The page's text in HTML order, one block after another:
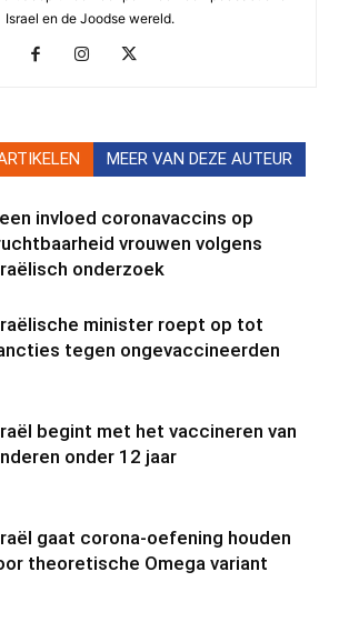
Israel en de Joodse wereld.
MEER VAN DEZE AUTEUR
invloed coronavaccins op
vrouwen volgens
onderzoek
minister roept op tot
tegen ongevaccineerden
begint met het vaccineren van
onder 12 jaar
gaat corona-oefening houden
theoretische Omega variant